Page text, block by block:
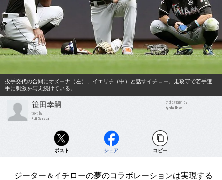
投手交代の合間にオズーナ（左）、イエリチ（中）と話すイチロー。走攻守で若手選
手に刺激を与え続けている。
笹田幸嗣
text by
Koji Sasada
photograph by
Kyodo News
ポスト シェア コピー
ジーター＆イチローの夢のコラボレーションは実現する